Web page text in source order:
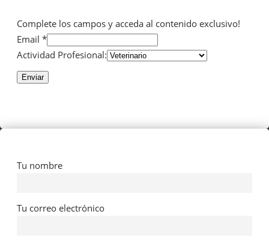
Complete los campos y acceda al contenido exclusivo!
Email *
Actividad Profesional:
Enviar
Tu nombre
Tu correo electrónico